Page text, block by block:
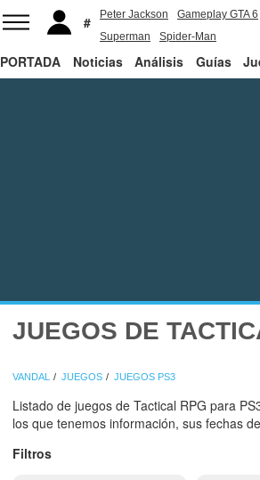
Peter Jackson
Gameplay GTA 6
Superman
Spider-Man
PORTADA Noticias Análisis Guías
JUEGOS DE
VANDAL JUEGOS JUEGOS PS3
Listado de juegos de Tactical RPG para
los que tenemos información, sus fechas
Filtros